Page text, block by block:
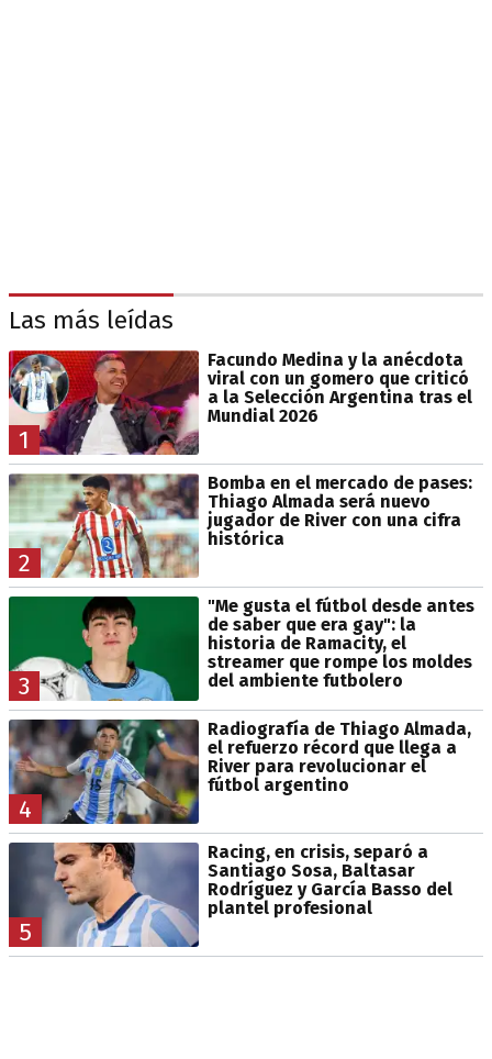
Las más leídas
1
Facundo Medina y la anécdota
viral con un gomero que criticó
a la Selección Argentina tras el
Mundial 2026
2
Bomba en el mercado de pases:
Thiago Almada será nuevo
jugador de River con una cifra
histórica
3
"Me gusta el fútbol desde antes
de saber que era gay": la
historia de Ramacity, el
streamer que rompe los moldes
del ambiente futbolero
4
Radiografía de Thiago Almada,
el refuerzo récord que llega a
River para revolucionar el
fútbol argentino
5
Racing, en crisis, separó a
Santiago Sosa, Baltasar
Rodríguez y García Basso del
plantel profesional